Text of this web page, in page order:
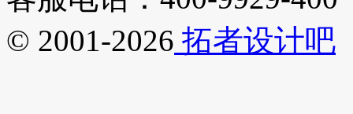
© 2001-2026 拓者设计吧